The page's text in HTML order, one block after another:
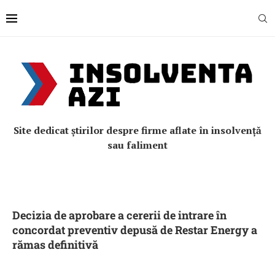
Site dedicat știrilor despre firme aflate în insolvență
sau faliment
Decizia de aprobare a cererii de intrare în
concordat preventiv depusă de Restar Energy a
rămas definitivă